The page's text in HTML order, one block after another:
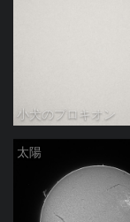
小犬のプロキオン
太陽